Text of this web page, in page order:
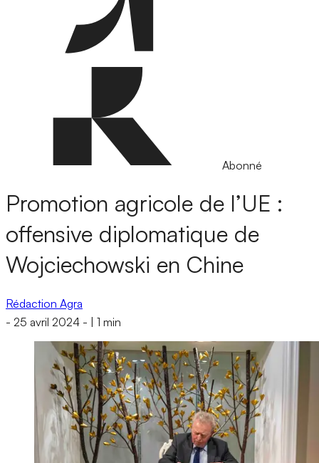
Abonné
Promotion agricole de l’UE :
offensive diplomatique de
Wojciechowski en Chine
Rédaction Agra
- 25 avril 2024 - 1 min